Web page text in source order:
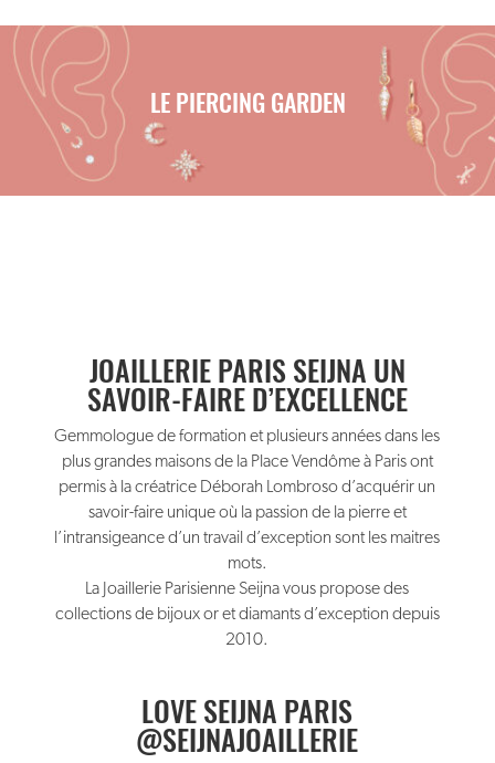
LE PIERCING GARDEN
JOAILLERIE PARIS SEIJNA UN
SAVOIR-FAIRE D’EXCELLENCE
Gemmologue de formation et plusieurs années dans les
plus grandes maisons de la Place Vendôme à Paris ont
permis à la créatrice Déborah Lombroso d’acquérir un
savoir-faire unique où la passion de la pierre et
l’intransigeance d’un travail d’exception sont les maitres
mots.
La Joaillerie Parisienne Seijna vous propose des
collections de bijoux or et diamants d’exception depuis
2010.
LOVE SEIJNA PARIS
@SEIJNAJOAILLERIE